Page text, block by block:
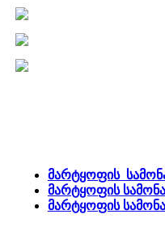
მარტყოფის
მარტყოფის
მარტყოფის